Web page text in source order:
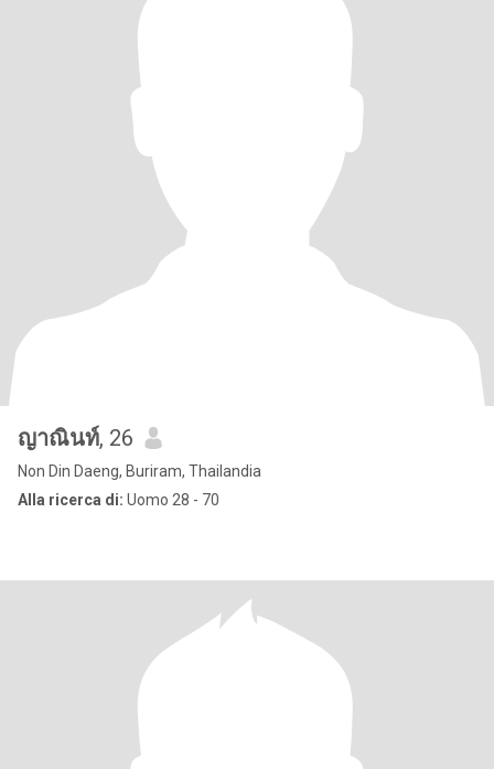
ญาณินท์, 26
Non Din Daeng, Buriram, Thailandia
Alla ricerca di: Uomo 28 - 70